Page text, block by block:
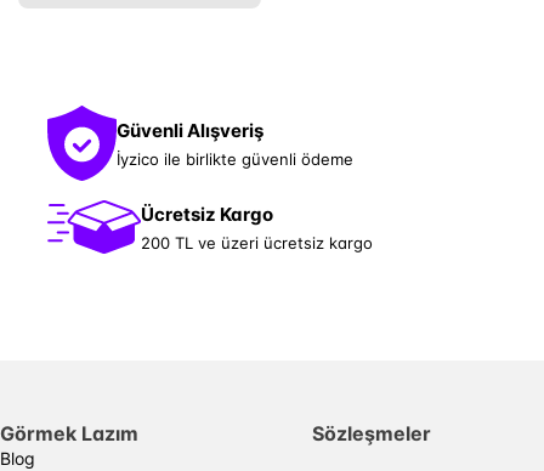
Güvenli Alışveriş
İyzico ile birlikte güvenli ödeme
Ücretsiz Kargo
200 TL ve üzeri ücretsiz kargo
Görmek Lazım
Blog
Sözleşmeler